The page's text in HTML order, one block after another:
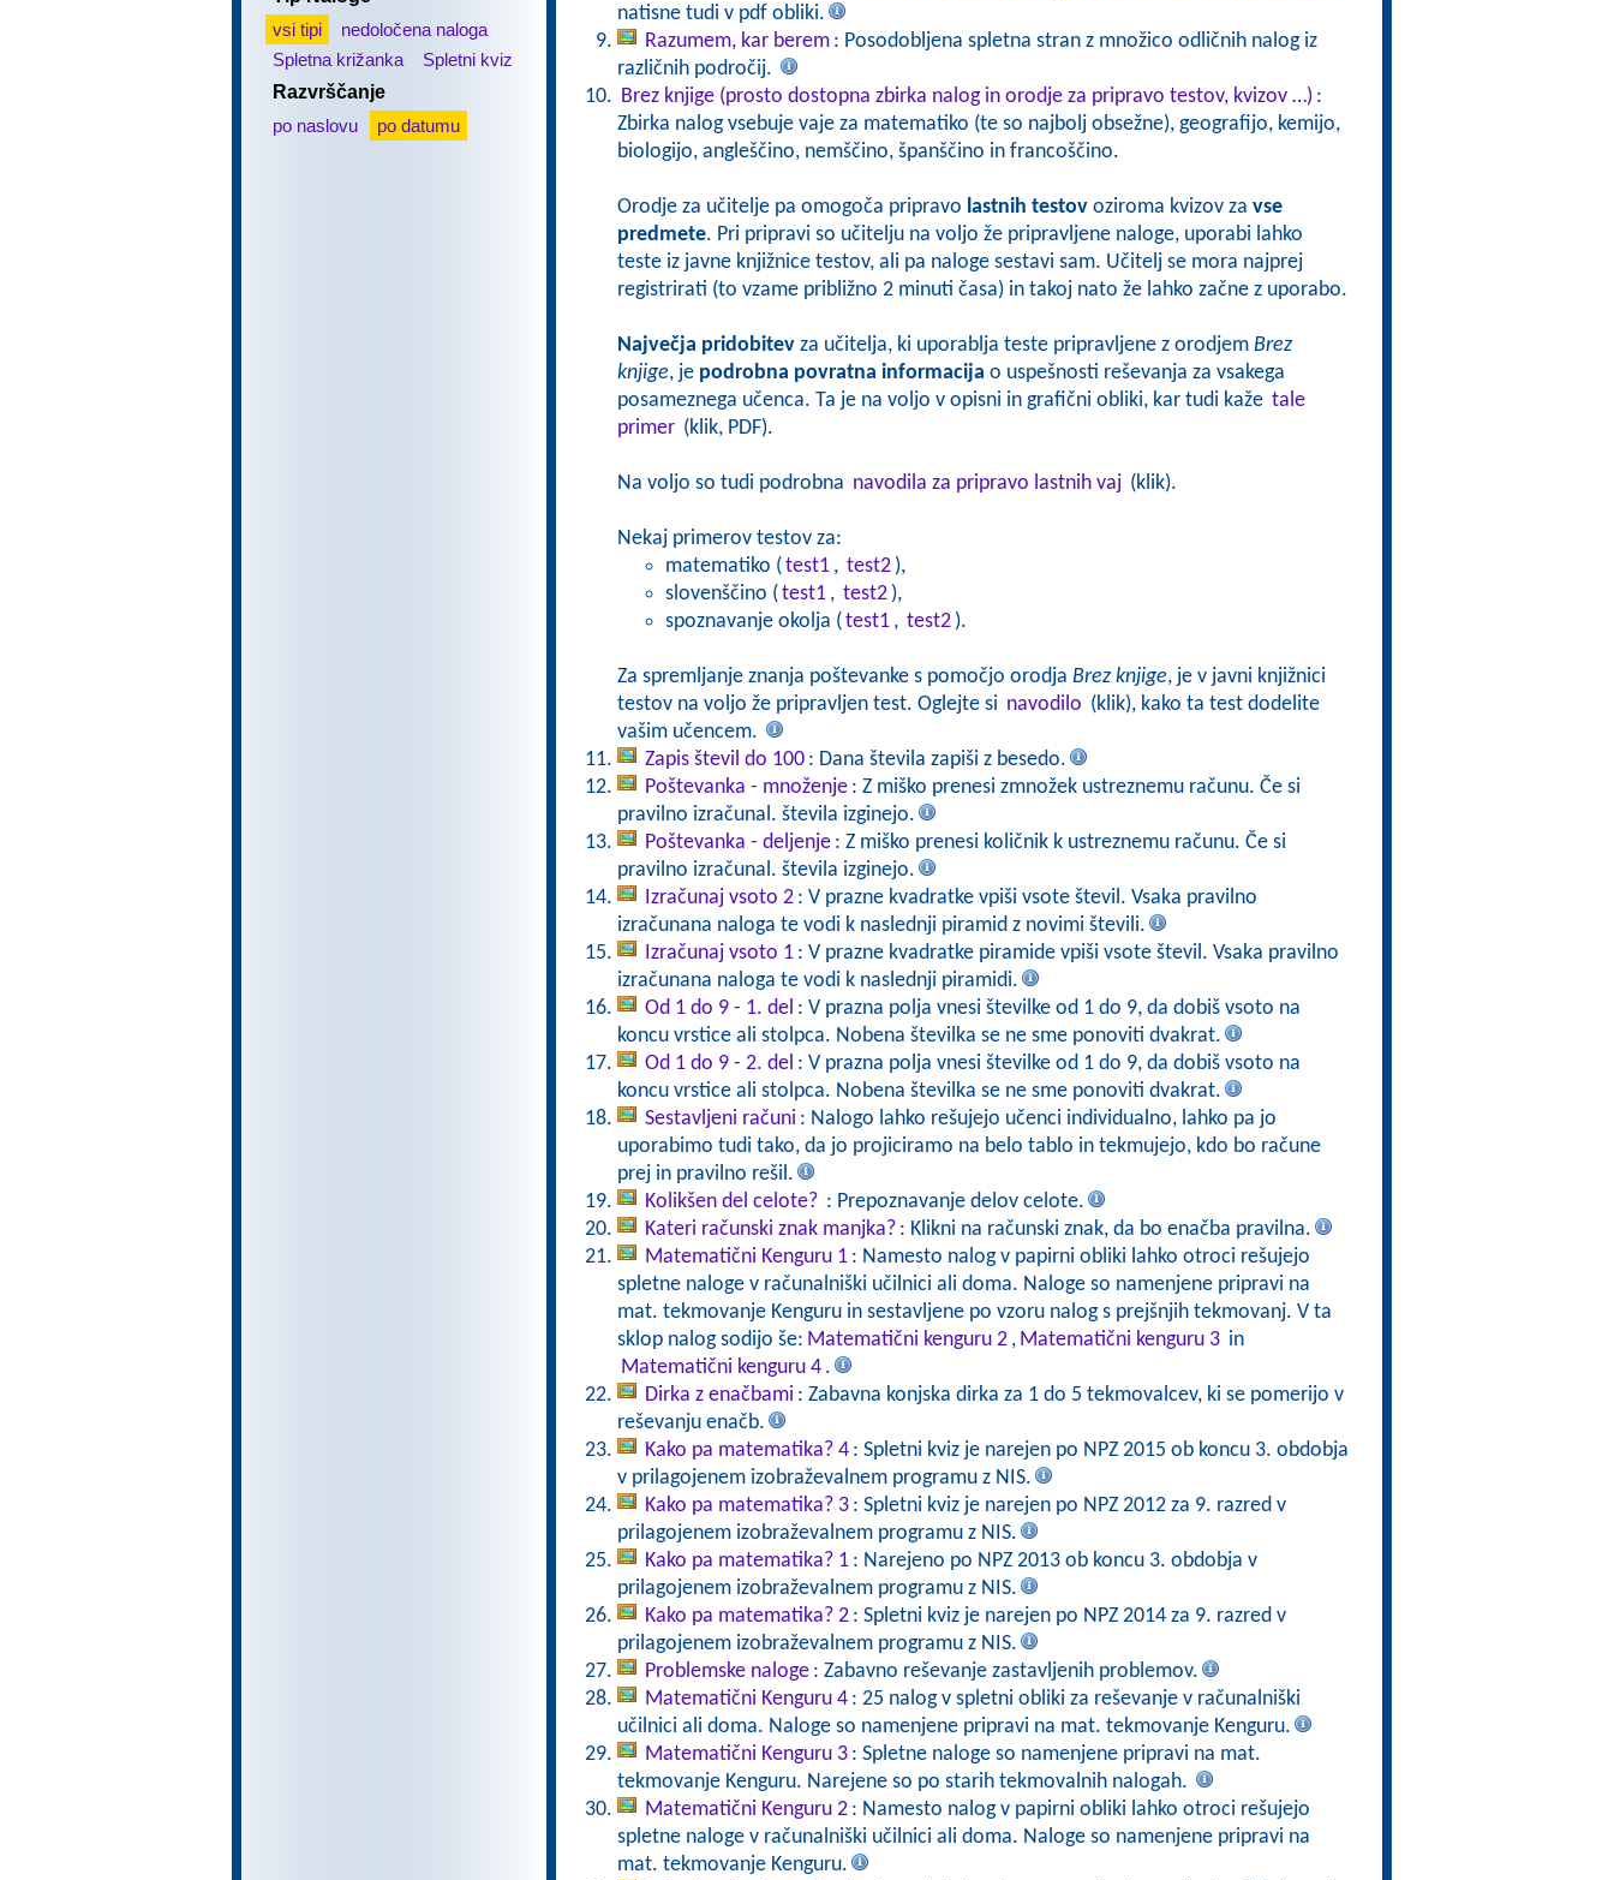
vsi tipi
nedoločena naloga
Spletna križanka
Spletni kviz
Razvrščanje
po naslovu
po datumu
natisne tudi v pdf obliki.
Razumem, kar berem : Posodobljena spletna stran z množico odličnih nalog iz
različnih področij.
Brez knjige (prosto dostopna zbirka nalog in orodje za pripravo testov, kvizov …) :
Zbirka nalog vsebuje vaje za matematiko (te so najbolj obsežne), geografijo, kemijo,
biologijo, angleščino, nemščino, španščino in francoščino.
Orodje za učitelje pa omogoča pripravo lastnih testovoziroma kvizov za vse
predmete. Pri pripravi so učitelju na voljo že pripravljene naloge, uporabi lahko
teste iz javne knjižnice testov, ali pa naloge sestavi sam. Učitelj se mora najprej
registrirati (to vzame približno 2 minuti časa) in takoj nato že lahko začne z uporabo.
Največja pridobitevza učitelja, ki uporablja teste pripravljene z orodjem Brez
knjige, je podrobna povratna informacija o uspešnosti reševanja za vsakega
posameznega učenca. Ta je na voljo v opisni in grafični obliki, kar tudi kaže tale
primer (klik, PDF).
Na voljo so tudi podrobna navodila za pripravo lastnih vaj (klik).
Nekaj primerov testov za:
matematiko (test1 , test2 ),
slovenščino (test1 , test2 ),
spoznavanje okolja (test1 , test2 ).
Za spremljanje znanja poštevanke s pomočjo orodja Brez knjige, je v javni knjižnici
testov na voljo že pripravljen test. Oglejte si navodilo (klik), kako ta test dodelite
vašim učencem.
Zapis števil do 100 : Dana števila zapiši z besedo.
Poštevanka - množenje : Z miško prenesi zmnožek ustreznemu računu. Če si
pravilno izračunal. števila izginejo.
Poštevanka - deljenje : Z miško prenesi količnik k ustreznemu računu. Če si
pravilno izračunal. števila izginejo.
Izračunaj vsoto 2 : V prazne kvadratke vpiši vsote števil. Vsaka pravilno
izračunana naloga te vodi k naslednji piramid z novimi števili.
Izračunaj vsoto 1 : V prazne kvadratke piramide vpiši vsote števil. Vsaka pravilno
izračunana naloga te vodi k naslednji piramidi.
Od 1 do 9 - 1. del : V prazna polja vnesi številke od 1 do 9, da dobiš vsoto na
koncu vrstice ali stolpca. Nobena številka se ne sme ponoviti dvakrat.
Od 1 do 9 - 2. del : V prazna polja vnesi številke od 1 do 9, da dobiš vsoto na
koncu vrstice ali stolpca. Nobena številka se ne sme ponoviti dvakrat.
Sestavljeni računi : Nalogo lahko rešujejo učenci individualno, lahko pa jo
uporabimo tudi tako, da jo projiciramo na belo tablo in tekmujejo, kdo bo račune
prej in pravilno rešil.
Kolikšen del celote? : Prepoznavanje delov celote.
Kateri računski znak manjka? : Klikni na računski znak, da bo enačba pravilna.
Matematični Kenguru 1 : Namesto nalog v papirni obliki lahko otroci rešujejo
spletne naloge v računalniški učilnici ali doma. Naloge so namenjene pripravi na
mat. tekmovanje Kenguru in sestavljene po vzoru nalog s prejšnjih tekmovanj. V ta
sklop nalog sodijo še: Matematični kenguru 2 , Matematični kenguru 3 in
Matematični kenguru 4 .
Dirka z enačbami : Zabavna konjska dirka za 1 do 5 tekmovalcev, ki se pomerijo v
reševanju enačb.
Kako pa matematika? 4 : Spletni kviz je narejen po NPZ 2015 ob koncu 3. obdobja
v prilagojenem izobraževalnem programu z NIS.
Kako pa matematika? 3 : Spletni kviz je narejen po NPZ 2012 za 9. razred v
prilagojenem izobraževalnem programu z NIS.
Kako pa matematika? 1 : Narejeno po NPZ 2013 ob koncu 3. obdobja v
prilagojenem izobraževalnem programu z NIS.
Kako pa matematika? 2 : Spletni kviz je narejen po NPZ 2014 za 9. razred v
prilagojenem izobraževalnem programu z NIS.
Problemske naloge : Zabavno reševanje zastavljenih problemov.
Matematični Kenguru 4 : 25 nalog v spletni obliki za reševanje v računalniški
učilnici ali doma. Naloge so namenjene pripravi na mat. tekmovanje Kenguru.
Matematični Kenguru 3 : Spletne naloge so namenjene pripravi na mat.
tekmovanje Kenguru. Narejene so po starih tekmovalnih nalogah.
Matematični Kenguru 2 : Namesto nalog v papirni obliki lahko otroci rešujejo
spletne naloge v računalniški učilnici ali doma. Naloge so namenjene pripravi na
mat. tekmovanje Kenguru.